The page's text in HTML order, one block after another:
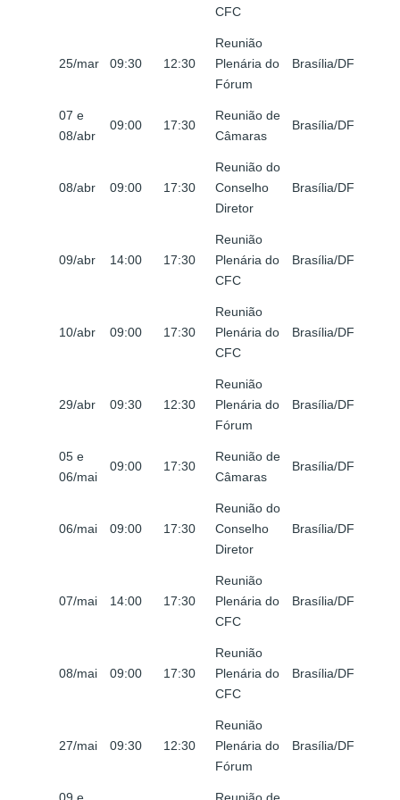
CFC
25/mar 09:30 12:30
Reunião
Plenária do
Fórum
Brasília/DF
07 e
08/abr
09:00 17:30
Reunião de
Câmaras
Brasília/DF
08/abr 09:00 17:30
Reunião do
Conselho
Diretor
Brasília/DF
09/abr 14:00 17:30
Reunião
Plenária do
CFC
Brasília/DF
10/abr 09:00 17:30
Reunião
Plenária do
CFC
Brasília/DF
29/abr 09:30 12:30
Reunião
Plenária do
Fórum
Brasília/DF
05 e
06/mai
09:00 17:30
Reunião de
Câmaras
Brasília/DF
06/mai 09:00 17:30
Reunião do
Conselho
Diretor
Brasília/DF
07/mai 14:00 17:30
Reunião
Plenária do
CFC
Brasília/DF
08/mai 09:00 17:30
Reunião
Plenária do
CFC
Brasília/DF
27/mai 09:30 12:30
Reunião
Plenária do
Fórum
Brasília/DF